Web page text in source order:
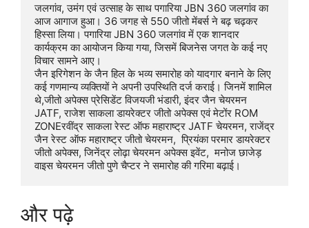
जलगांव, उमंग एवं उत्साह के साथ पगारिया JBN 360 जलगांव का
आज आगाज हुआ। 36 जगह से 550 जीतो मेंबर्स ने बढ़ चढ़कर
हिस्सा लिया। पगारिया JBN 360 जलगांव में एक शानदार
कार्यक्रम का आयोजन किया गया, जिसमें बिजनेस जगत के कई नए
विचार सामने आए।
जैन इरिगेशन के जैन हिल के भव्य समारोह को यादगार बनाने के लिए
कई गणमान्य व्यक्तियों ने अपनी उपस्थिति दर्ज कराई। जिनमें शामिल
थे,जीतो अपेक्स प्रेसिडेंट विजयजी भंडारी, इंदर जैन चेयरमन
JATF, राजेश साकला डायरेक्टर जीतो अपेक्स एवं मेटोंर ROM
ZONEरवींद्र साकला रेस्ट ऑफ महाराष्ट्र JATF चेयरमन, राजेंद्र
जैन रेस्ट ऑफ महाराष्ट्र जीतो चेयरमन,  प्रियंका परमार डायरेक्टर
जीतो अपेक्स, जिनेंद्र लोढ़ा चेयरमन अपेक्स इवेंट,  मनोज छाजेड़
वाइस चेयरमन जीतो पुणे चैप्टर ने समारोह की गरिमा बढ़ाई।
और पढ़े